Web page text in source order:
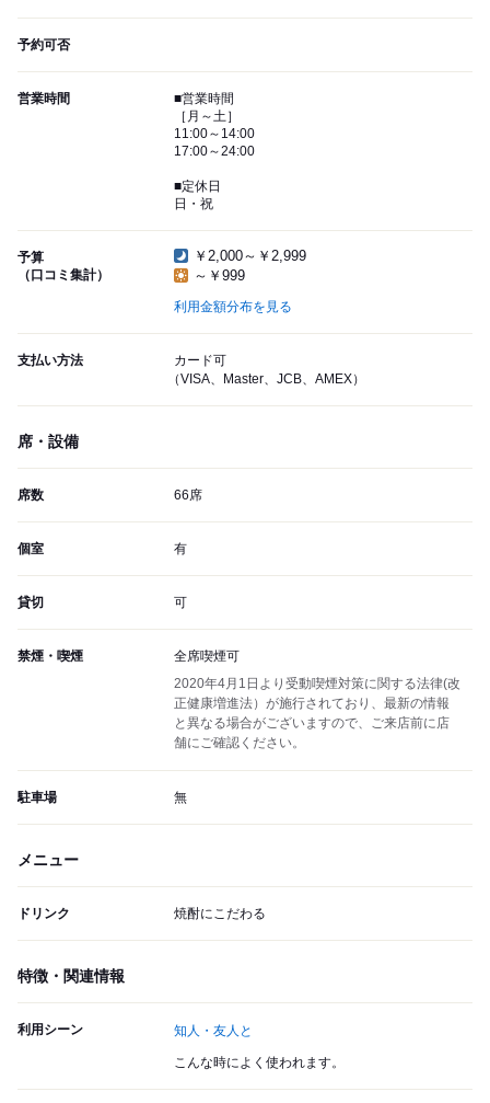
予約可否
営業時間
■営業時間
［月～土］
11:00～14:00
17:00～24:00
■定休日
日・祝
予算
（口コミ集計）
￥2,000～￥2,999
～￥999
利用金額分布を見る
支払い方法
カード可
（VISA、Master、JCB、AMEX）
席・設備
席数 66席
個室 有
貸切 可
禁煙・喫煙
全席喫煙可
2020年4月1日より受動喫煙対策に関する法律(改
正健康増進法）が施行されており、最新の情報
と異なる場合がございますので、ご来店前に店
舗にご確認ください。
駐車場 無
メニュー
ドリンク 焼酎にこだわる
特徴・関連情報
利用シーン 知人・友人と
こんな時によく使われます。